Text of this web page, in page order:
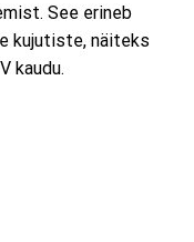
See erineb
kujutiste, näiteks
kaudu.